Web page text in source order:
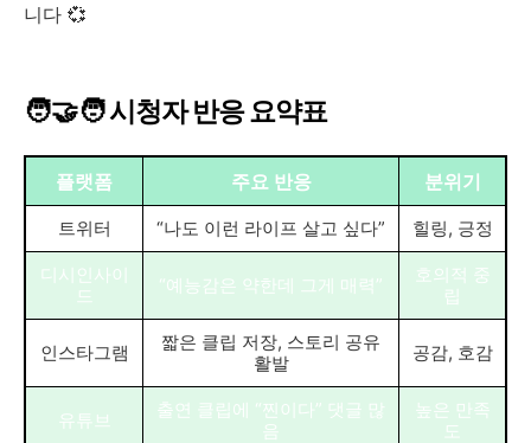
니다 💞
🧑‍🤝‍🧑 시청자 반응 요약표
플랫폼 주요 반응 분위기
트위터 “나도 이런 라이프 살고 싶다” 힐링, 긍정
디시인사이
드
“예능감은 약한데 그게 매력”
호의적 중
립
인스타그램
짧은 클립 저장, 스토리 공유
활발
공감, 호감
유튜브
출연 클립에 “찐이다” 댓글 많
음
높은 만족
도